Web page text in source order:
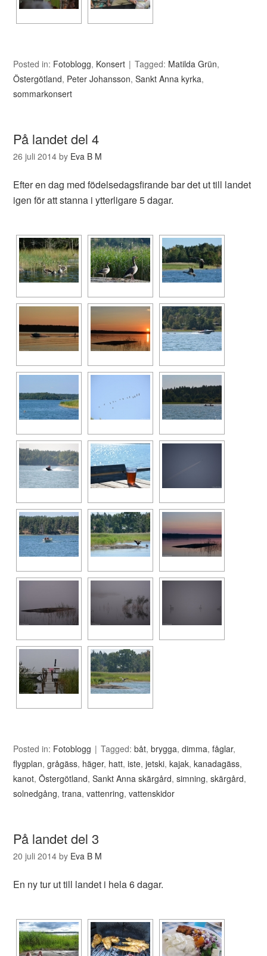
Posted in: Fotoblogg, Konsert Tagged: Matilda Grün,
Östergötland, Peter Johansson,Sankt Anna kyrka,
sommarkonsert
På landet del 4
26 juli 2014 by Eva B M
Efter en dag med födelsedagsfirande bar det ut till landet
igen för att stanna i ytterligare 5 dagar.
Posted in: Fotoblogg Tagged:båt,brygga,dimma,fåglar,
flygplan,grågäss, häger, hatt,iste,jetski,kajak,kanadagäss,
kanot,Östergötland,Sankt Anna skärgård,simning,skärgård,
solnedgång,trana,vattenring,vattenskidor
På landet del 3
20 juli 2014 by Eva B M
En ny tur ut till landet i hela 6 dagar.